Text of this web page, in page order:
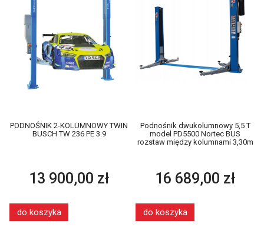
PODNOŚNIK 2-KOLUMNOWY TWIN
BUSCH TW 236 PE 3.9
13 900,00 zł
do koszyka
Podnośnik dwukolumnowy 5,5 T
model PD5500 Nortec BUS
rozstaw między kolumnami 3,30m
16 689,00 zł
do koszyka